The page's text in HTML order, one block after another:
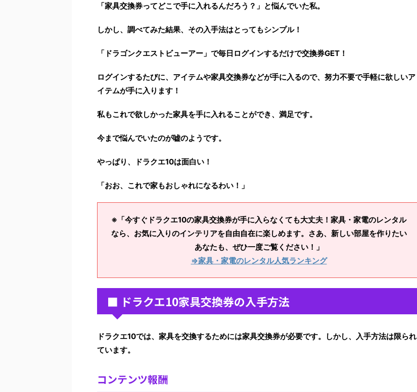
「家具交換券ってどこで手に入れるんだろう？」と悩んでいた私。
しかし、調べてみた結果、その入手法はとってもシンプル！
「ドラゴンクエストビューアー」で毎日ログインするだけで交換券GET！
ログインするたびに、アイテムや家具交換券などが手に入るので、努力不要で手軽に欲しいア
イテムが手に入ります！
私もこれで欲しかった家具を手に入れることができ、満足です。
今まで悩んでいたのが嘘のようです。
やっぱり、 ドラクエ10は面白い！
「おお、これで家もおしゃれになるわい！」
※「今すぐドラクエ10の家具交換券が手に入らなくても大丈夫！家具・家電のレンタル
なら、お気に入りのインテリアを自由自在に楽しめます。さあ、新しい部屋を作りたい
あなたも、ぜひ一度ご覧ください！」
⇒家具・家電のレンタル人気ランキング
■ ドラクエ10家具交換券の入手方法
ドラクエ10では、家具を交換するためには家具交換券が必要です。しかし、入手方法は限られ
ています。
コンテンツ報酬